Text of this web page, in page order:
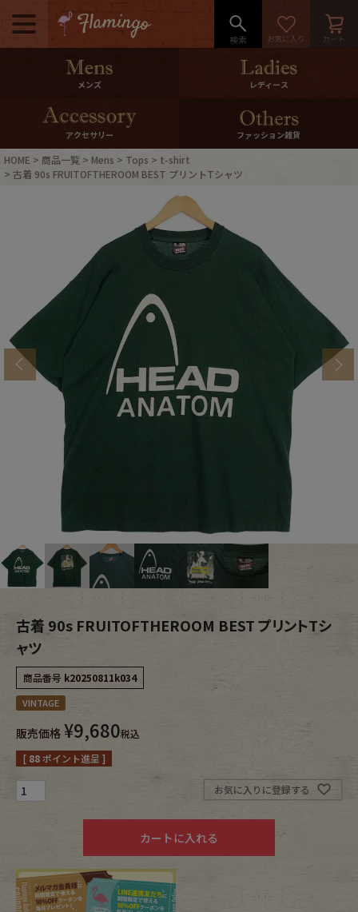
メニュー
500pt＆10％Offクーポンプレゼン
10％0ffクーポンプレゼント
ログイン・会員登録 LINE ID連携
マイページ
ご利用ガイド International Shipping
ブランドから探す スタッフコーディネート
古着卸DOCK
Tops Outer
Bottoms Fafatt
レディース商品カテゴリーから探す
Tops
Outer
Fafatt
メンズ レディース
アクセサリー ファッション雑貨
HOME 商品一覧 Mens Tops
t-shirt
古着 90s FRUITOFTHEROOM BEST プリントTシャツ
古着 90s FRUITOFTHEROOM BEST プリントTシ
ャツ
商品番号 k20250811k034
VINTAGE
販売価格 ¥9,680税込
[ 88ポイント進呈 ]
お気に入りに登録する
カートに入れる